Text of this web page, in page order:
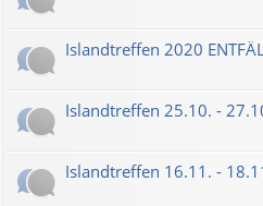
Islandtreffen 2020
Islandtreffen 25.10. -
Islandtreffen 16.11. -